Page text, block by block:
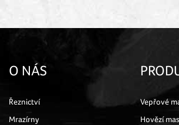
O NÁS
Řeznictví
Mrazírny
Vepřové
Hovězí